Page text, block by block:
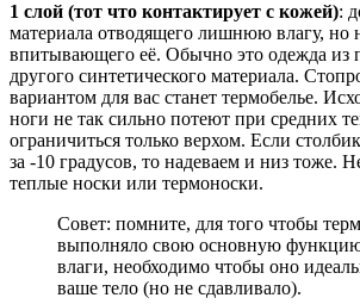
1 слой (тот что контактирует с кожей):
материала отводящего лишнюю влагу, но
впитывающего её. Обычно это одежда из
другого синтетического материала.
вариантом для вас станет термобелье.
ноги не так сильно потеют при средних
ограничиться только верхом. Если
за -10 градусов, то надеваем и низ тоже.
теплые носки или термоноски.
Совет: помните, для того чтобы
выполняло свою основную
влаги, необходимо чтобы оно
ваше тело (но не сдавливало).